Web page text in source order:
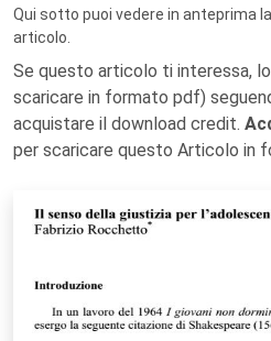
Qui sotto puoi vedere in anteprima
articolo.
Se questo articolo ti interessa,
scaricare in formato pdf)
acquistare il download credit.
per scaricare questo Articolo in